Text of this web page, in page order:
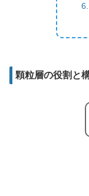
顆粒層の役割と